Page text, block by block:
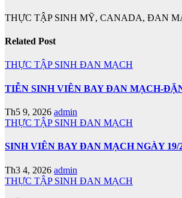
THỰC TẬP SINH MỸ, CANADA, ĐAN
Related Post
THỰC TẬP SINH ĐAN MẠCH
TIỄN SINH VIÊN BAY ĐAN MẠCH-
Th5 9, 2026 admin
THỰC TẬP SINH ĐAN MẠCH
SINH VIÊN BAY ĐAN MẠCH NGÀY 19/
Th3 4, 2026 admin
THỰC TẬP SINH ĐAN MẠCH